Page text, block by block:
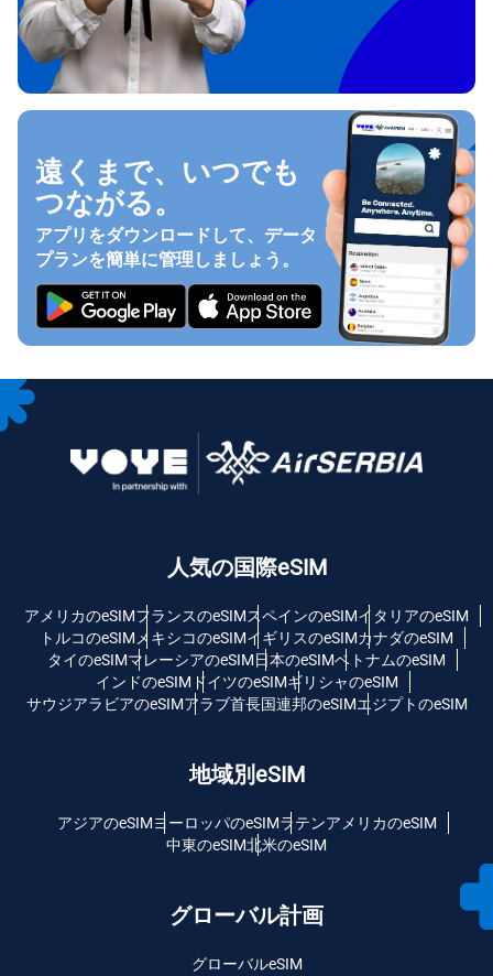
遠くまで、いつでも
つながる。
アプリをダウンロードして、データ
プランを簡単に管理しましょう。
人気の国際eSIM
アメリカのeSIMフランスのeSIMスペインのeSIMイタリアのeSIM
トルコのeSIM メキシコのeSIMイギリスのeSIMカナダのeSIM
タイのeSIMマレーシアのeSIM日本のeSIMベトナムのeSIM
インドのeSIM ドイツのeSIMギリシャのeSIM
サウジアラビアのeSIMアラブ首長国連邦のeSIMエジプトのeSIM
地域別eSIM
アジアのeSIMヨーロッパのeSIMラテンアメリカのeSIM
中東のeSIM北米のeSIM
グローバル計画
グローバルeSIM